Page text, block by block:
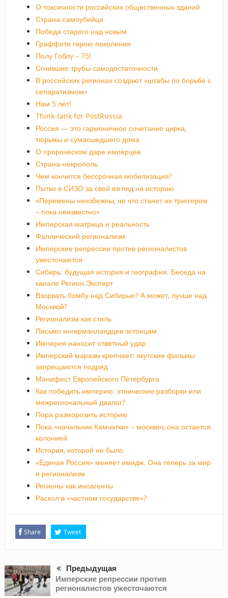
О токсичности российских общественных зданий
Страна-самоубийца
Победа старого над новым
Граффити герою поколения
Полу Гоблу – 75!
Сгнившие трубы самодостаточности
В российских регионах создают «штабы по борьбе с
сепаратизмом»
Нам 5 лет!
Think-tank for PostRussia
Россия — это гармоничное сочетание цирка,
тюрьмы и сумасшедшего дома
О пророческом даре имперцев
Страна-некрополь
Чем кончится бессрочная мобилизация?
Пытки в СИЗО за свой взгляд на историю
«Перемены неизбежны, но что станет их триггером
– пока неизвестно»
Имперская матрица и реальность
Фаллический регионализм
Имперские репрессии против регионалистов
ужесточаются
Сибирь: будущая история и география. Беседа на
канале Регион.Эксперт
Взорвать бомбу над Сибирью? А может, лучше над
Москвой?
Регионализм как стиль
Письмо ингерманландцев эстонцам
Империя наносит ответный удар
Имперский маразм крепчает: якутские фильмы
запрещаются подряд
Манифест Европейского Петербурга
Как победить империю: этнические разборки или
межрегиональный диалог?
Пора разморозить историю
Пока «начальник Камчатки» – москвич, она остается
колонией
История, которой не было
«Единая Россия» меняет имидж. Она теперь за мир
и регионализм
Регионы как иноагенты
Раскол в «частном государстве»?
Share Tweet
Предыдущая
Имперские репрессии против
регионалистов ужесточаются